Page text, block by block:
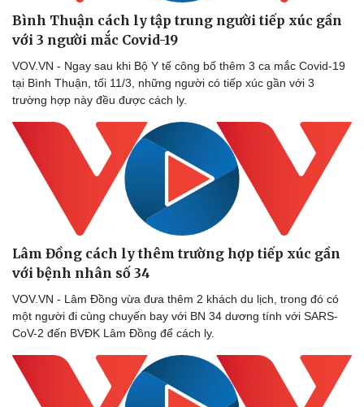
Bình Thuận cách ly tập trung người tiếp xúc gần
với 3 người mắc Covid-19
VOV.VN - Ngay sau khi Bộ Y tế công bố thêm 3 ca mắc Covid-19
tại Bình Thuận, tối 11/3, những người có tiếp xúc gần với 3
trường hợp này đều được cách ly.
Lâm Đồng cách ly thêm trường hợp tiếp xúc gần
với bệnh nhân số 34
VOV.VN - Lâm Đồng vừa đưa thêm 2 khách du lịch, trong đó có
một người đi cùng chuyến bay với BN 34 dương tính với SARS-
CoV-2 đến BVĐK Lâm Đồng để cách ly.